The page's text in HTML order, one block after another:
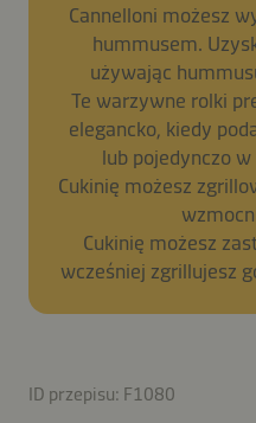
Cannelloni możesz
hummusem.
używając
Te warzywne rolki
elegancko, kiedy
lub pojedynczo
Cukinię możesz
Cukinię możesz
wcześniej zgrillujesz
ID przepisu: F1080